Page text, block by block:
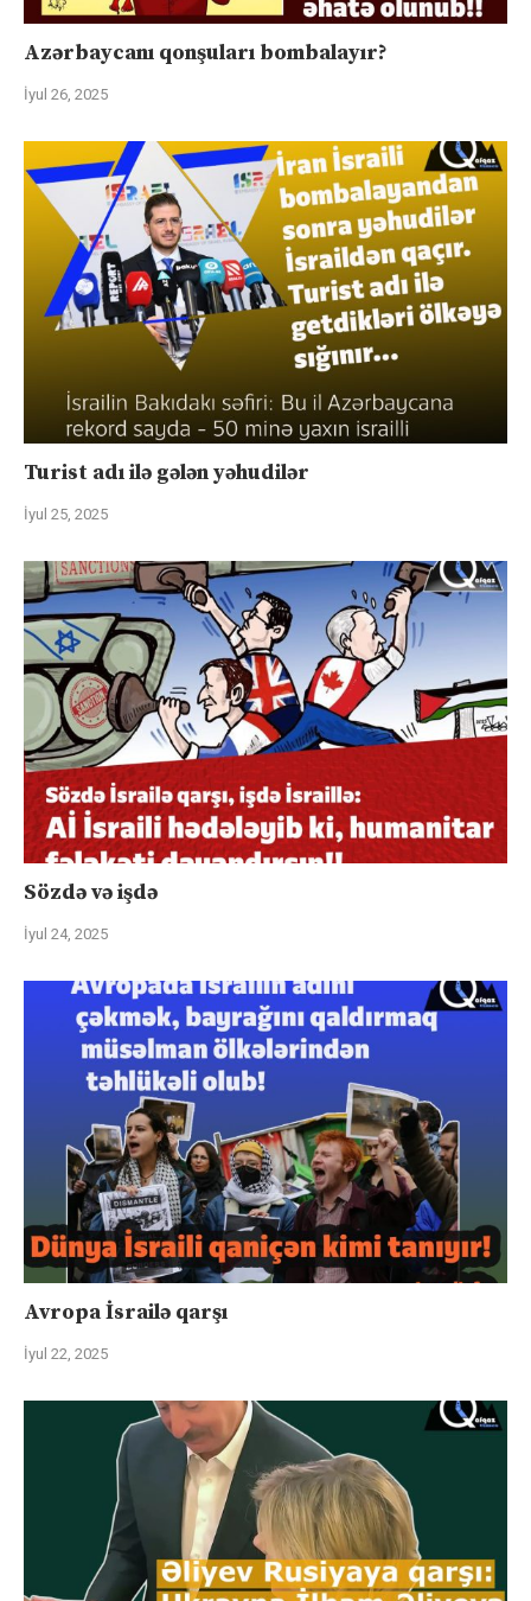
Azərbaycanı qonşuları bombalayır?
İyul 26, 2025
Turist adı ilə gələn yəhudilər
İyul 25, 2025
Sözdə və işdə
İyul 24, 2025
Avropa İsrailə qarşı
İyul 22, 2025